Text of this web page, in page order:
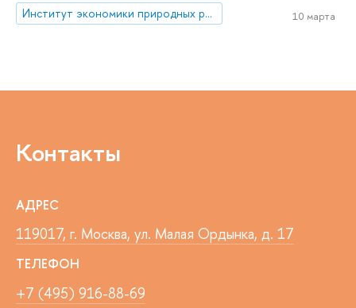
Институт экономики природных ресурсов и изменения климата
10 марта
Контакты
АДРЕС
119017, г. Москва, ул. Малая Ордынка, д. 17
ТЕЛЕФОН
+7 (495) 916-88-69